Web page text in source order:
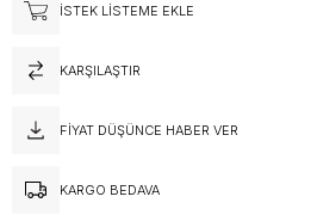
İSTEK LISTEME EKLE
KARŞILAŞTIR
FIYAT DÜŞÜNCE HABER VER
KARGO BEDAVA